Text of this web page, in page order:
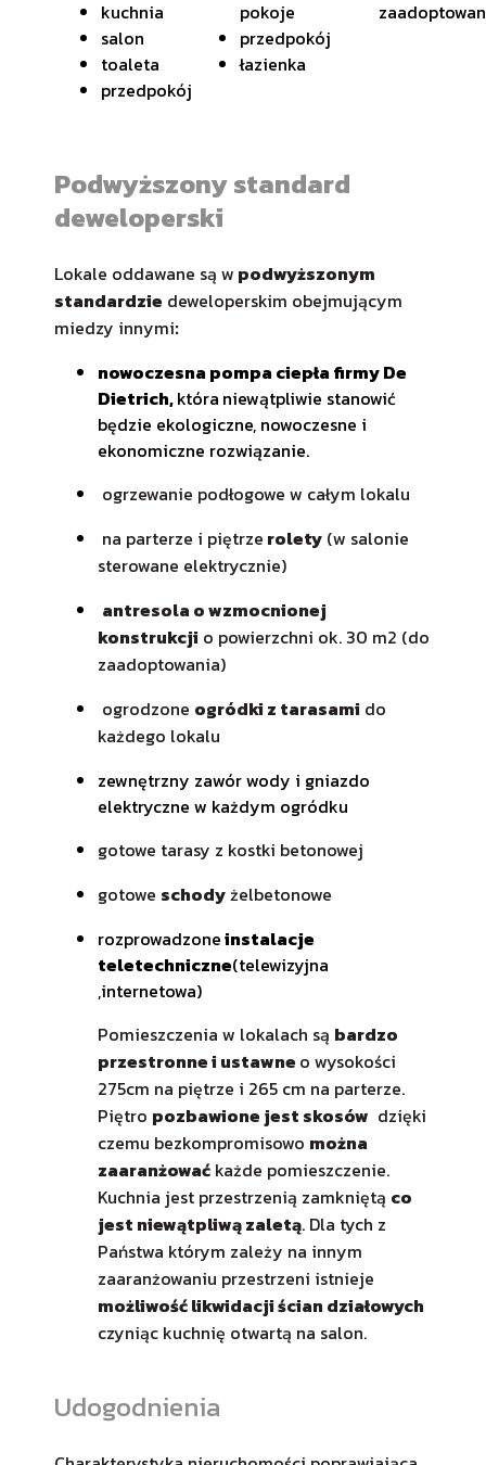
kuchnia
salon
toaleta
przedpokój
pokoje
przedpokój
łazienka
Podwyższony standard
deweloperski
Lokale oddawane są w podwyższonym
standardzie deweloperskim obejmującym
miedzy innymi:
nowoczesna pompa ciepła firmy De
Dietrich,która niewątpliwie stanowić
będzie ekologiczne, nowoczesne i
ekonomiczne rozwiązanie.
ogrzewanie podłogowe w całym lokalu
na parterze i piętrze rolety (w salonie
sterowane elektrycznie)
antresola o wzmocnionej
konstrukcji o powierzchni ok. 30 m2 (do
zaadoptowania)
ogrodzone ogródki z tarasami do
każdego lokalu
zewnętrzny zawór wody i gniazdo
elektryczne w każdym ogródku
gotowe tarasy z kostki betonowej
gotowe schodyżelbetonowe
rozprowadzoneinstalacje
teletechniczne(telewizyjna
,internetowa)
Pomieszczenia w lokalach są bardzo
przestronne i ustawne o wysokości
275cm na piętrze i 265 cm na parterze.
Piętro pozbawione jest skosów dzięki
czemu bezkompromisowo można
zaaranżować każde pomieszczenie.
Kuchnia jest przestrzenią zamkniętą co
jest niewątpliwą zaletą. Dla tych z
Państwa którym zależy na innym
zaaranżowaniu przestrzeni istnieje
możliwość likwidacji ścian działowych
czyniąc kuchnię otwartą na salon.
Udogodnienia